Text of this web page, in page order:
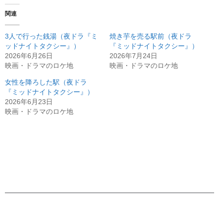
関連
3人で行った銭湯（夜ドラ『ミ
ッドナイトタクシー』）
2026年6月26日
映画・ドラマのロケ地
焼き芋を売る駅前（夜ドラ
『ミッドナイトタクシー』）
2026年7月24日
映画・ドラマのロケ地
女性を降ろした駅（夜ドラ
『ミッドナイトタクシー』）
2026年6月23日
映画・ドラマのロケ地